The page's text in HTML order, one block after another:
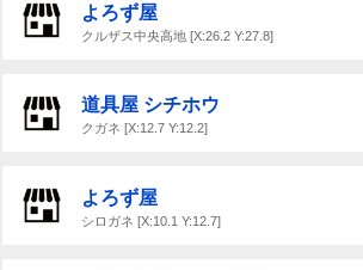
よろず屋
クルザス中央高地 [X:26.2 Y:27.8]
道具屋 シチホウ
クガネ [X:12.7 Y:12.2]
よろず屋
シロガネ [X:10.1 Y:12.7]